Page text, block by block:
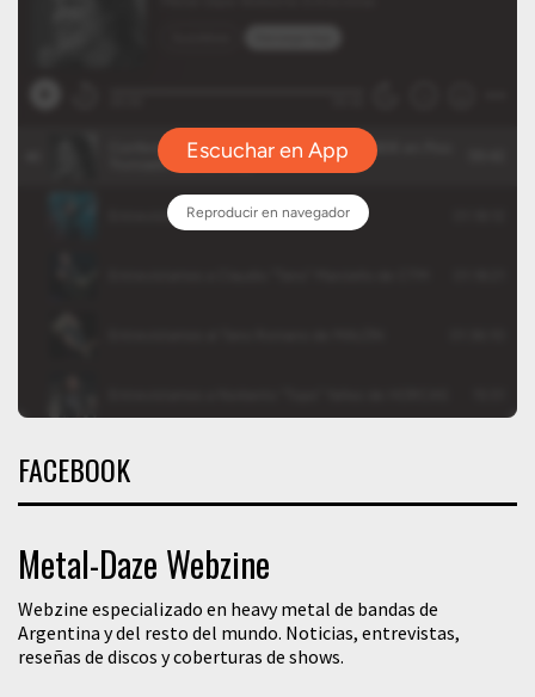
FACEBOOK
Metal-Daze Webzine
Webzine especializado en heavy metal de bandas de
Argentina y del resto del mundo. Noticias, entrevistas,
reseñas de discos y coberturas de shows.